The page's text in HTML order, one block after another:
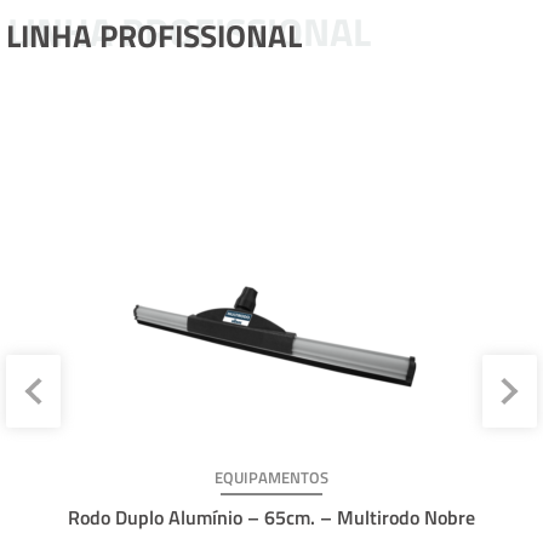
LINHA PROFISSIONAL
LINHA PROFISSIONAL
EQUIPAMENTOS
Rodo Duplo Alumínio – 65cm. – Multirodo Nobre